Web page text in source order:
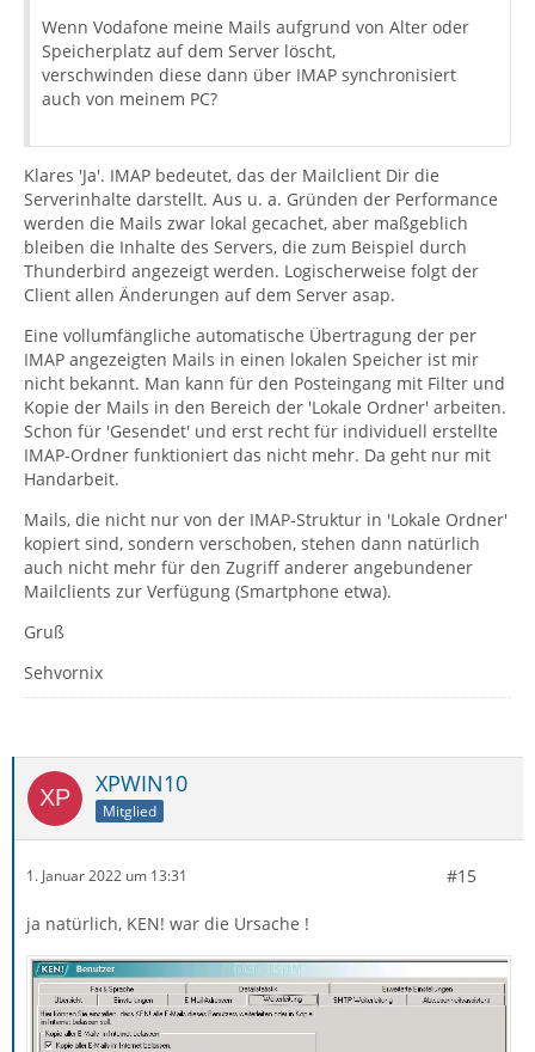
Wenn Vodafone meine Mails aufgrund von Alter oder
Speicherplatz auf dem Server löscht,
verschwinden diese dann über IMAP synchronisiert
auch von meinem PC?
Klares 'Ja'. IMAP bedeutet, das der Mailclient Dir die
Serverinhalte darstellt. Aus u. a. Gründen der Performance
werden die Mails zwar lokal gecachet, aber maßgeblich
bleiben die Inhalte des Servers, die zum Beispiel durch
Thunderbird angezeigt werden. Logischerweise folgt der
Client allen Änderungen auf dem Server asap.
Eine vollumfängliche automatische Übertragung der per
IMAP angezeigten Mails in einen lokalen Speicher ist mir
nicht bekannt. Man kann für den Posteingang mit Filter und
Kopie der Mails in den Bereich der 'Lokale Ordner' arbeiten.
Schon für 'Gesendet' und erst recht für individuell erstellte
IMAP-Ordner funktioniert das nicht mehr. Da geht nur mit
Handarbeit.
Mails, die nicht nur von der IMAP-Struktur in 'Lokale Ordner'
kopiert sind, sondern verschoben, stehen dann natürlich
auch nicht mehr für den Zugriff anderer angebundener
Mailclients zur Verfügung (Smartphone etwa).
Gruß
Sehvornix
XPWIN10
Mitglied
1. Januar 2022 um 13:31 #15
ja natürlich, KEN! war die Ursache !